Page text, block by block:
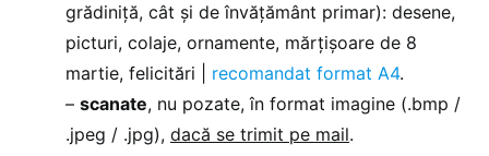
grădiniță, cât și de învățământ primar): desene,
picturi, colaje, ornamente, mărțișoare de 8
martie, felicitări | recomandat format A4.
– scanate, nu pozate, în format imagine (.bmp /
.jpeg / .jpg), dacă se trimit pe mail.